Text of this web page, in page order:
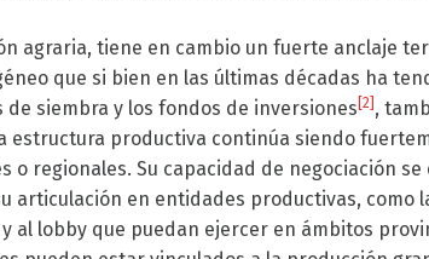
agraria, tiene en cambio un fuerte anclaje
que si bien en las últimas décadas ha
siembra y los fondos de inversiones [2] ,
estructura productiva continúa siendo
o regionales. Su capacidad de negociación
articulación en entidades productivas, como
y al lobby que puedan ejercer en ámbitos